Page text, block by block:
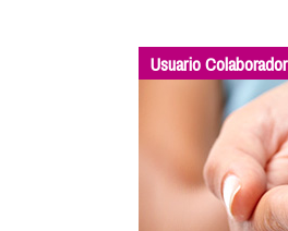
Usuario Colaborador